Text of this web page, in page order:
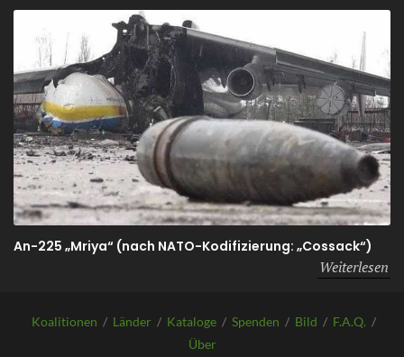
An-225 „Mriya“ (nach NATO-Kodifizierung: „Cossack“)
Weiterlesen
Koalitionen / Länder / Kataloge / Spenden / Bild / F.A.Q. /
Über